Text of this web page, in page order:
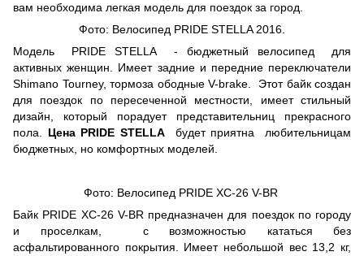
вам необходима легкая модель для поездок за город.
Фото: Велосипед PRIDE STELLA 2016.
Модель PRIDE STELLA - бюджетный велосипед для
активных женщин. Имеет задние и передние переключатели
Shimano Tourney, тормоза ободные V-brake. Этот байк создан
для поездок по пересеченной местности, имеет стильный
дизайн, который порадует представительниц прекрасного
пола. Цена PRIDE STELLAбудет приятна любительницам
бюджетных, но комфортных моделей.
Фото: Велосипед PRIDE XC-26 V-BR
Байк PRIDE XC-26 V-BR предназначен для поездок по городу
и проселкам, с возможностью кататься без
асфальтированного покрытия. Имеет небольшой вес 13,2 кг,